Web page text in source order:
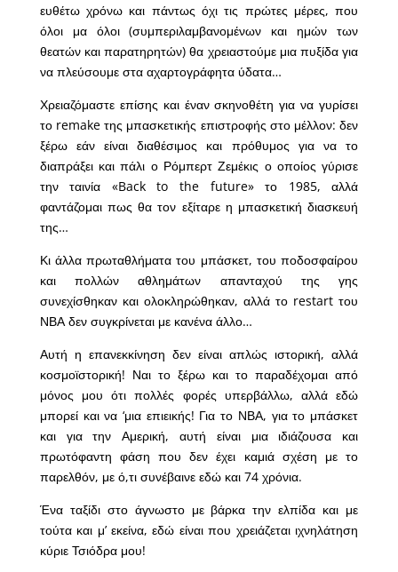
ευθέτω χρόνω και πάντως όχι τις πρώτες μέρες, που
όλοι μα όλοι (συμπεριλαμβανομένων και ημών των
θεατών και παρατηρητών) θα χρειαστούμε μια πυξίδα για
να πλεύσουμε στα αχαρτογράφητα ύδατα…
Χρειαζόμαστε επίσης και έναν σκηνοθέτη για να γυρίσει
το remake της μπασκετικής επιστροφής στο μέλλον: δεν
ξέρω εάν είναι διαθέσιμος και πρόθυμος για να το
διαπράξει και πάλι ο Ρόμπερτ Ζεμέκις ο οποίος γύρισε
την ταινία «Back to the future» το 1985, αλλά
φαντάζομαι πως θα τον εξίταρε η μπασκετική διασκευή
της…
Κι άλλα πρωταθλήματα του μπάσκετ, του ποδοσφαίρου
και πολλών αθλημάτων απανταχού της γης
συνεχίσθηκαν και ολοκληρώθηκαν, αλλά το restart του
ΝΒΑ δεν συγκρίνεται με κανένα άλλο…
Αυτή η επανεκκίνηση δεν είναι απλώς ιστορική, αλλά
κοσμοϊστορική! Ναι το ξέρω και το παραδέχομαι από
μόνος μου ότι πολλές φορές υπερβάλλω, αλλά εδώ
μπορεί και να ‘μια επιεικής! Για το ΝΒΑ, για το μπάσκετ
και για την Αμερική, αυτή είναι μια ιδιάζουσα και
πρωτόφαντη φάση που δεν έχει καμιά σχέση με το
παρελθόν, με ό,τι συνέβαινε εδώ και 74 χρόνια.
Ένα ταξίδι στο άγνωστο με βάρκα την ελπίδα και με
τούτα και μ’ εκείνα, εδώ είναι που χρειάζεται ιχνηλάτηση
κύριε Τσιόδρα μου!